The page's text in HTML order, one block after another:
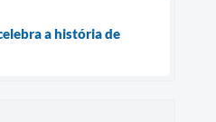
a história de